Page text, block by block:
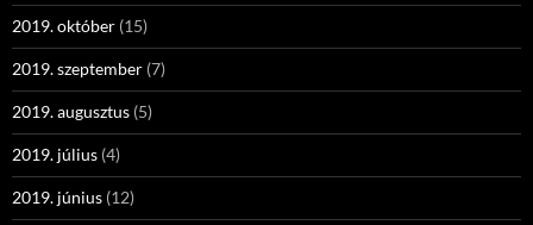
2019. október (15)
2019. szeptember (7)
2019. augusztus (5)
2019. július (4)
2019. június (12)